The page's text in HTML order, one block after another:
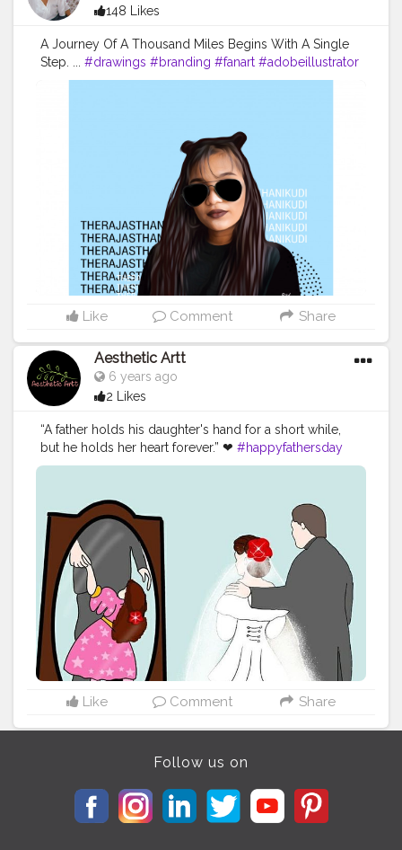
148 Likes
A Journey Of A Thousand Miles Begins With A Single
Step. ... #drawings #branding #fanart #adobeillustrator
#digitalpainting #characterdesign #vectorart #cartoon
#typography
#fashion #illustrationart
#pencil #creatorshala
Like Comment Share
Aesthetic Artt
6 years ago
2 Likes
“A father holds his daughter's hand for a short while,
but he holds her heart forever.” ❤ #happyfathersday
#happyfathersday2020 #digitalart #art #drawing
#artistsoninstagram
#digitalillustration
#digitalpainting #procreate
#digitalartist
#anime
#instaart #design #painting #photoshop
#myart #illustrator #graphicdesign #artoftheday
#doodle
#characterdesign #bhfyp@badlapurkar_
@drawing_opedia
Like Comment Share
Follow us on